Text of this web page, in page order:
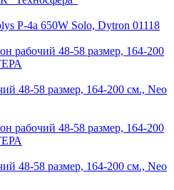
P-4а 650W Solo, Dytron 01118
48-58 размер, 164-200 см., Neo
48-58 размер, 164-200 см., Neo